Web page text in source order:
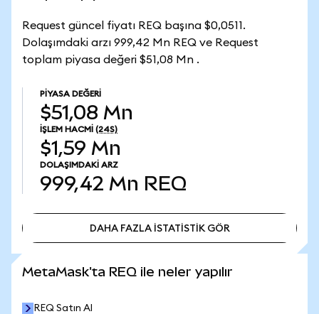
Request güncel fiyatı REQ başına $0,0511.
Dolaşımdaki arzı 999,42 Mn REQ ve Request
toplam piyasa değeri $51,08 Mn .
PIYASA DEĞERI
$51,08 Mn
İŞLEM HACMI (24S)
$1,59 Mn
DOLAŞIMDAKI ARZ
999,42 Mn REQ
DAHA FAZLA İSTATİSTİK GÖR
MetaMask'ta REQ ile neler yapılır
REQ Satın Al